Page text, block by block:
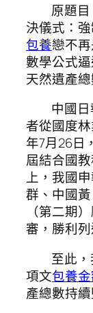
原題
決儀式：
包養戀不
數學公式
天然遺產
中國
者從國度
年7月26日
屆結合國
上，我國
群、中國
（第二期
審，勝利
至此
項文包養
產總數持